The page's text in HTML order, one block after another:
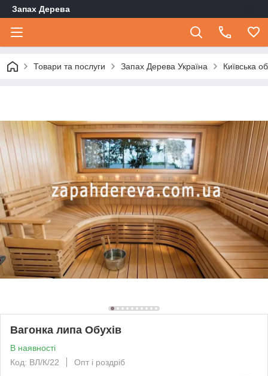
Запах Дерева
Товари та послуги Запах Дерева Україна Київська
Вагонка липа Обухів
В наявності
Код: ВЛ/К/22
Опт і роздріб